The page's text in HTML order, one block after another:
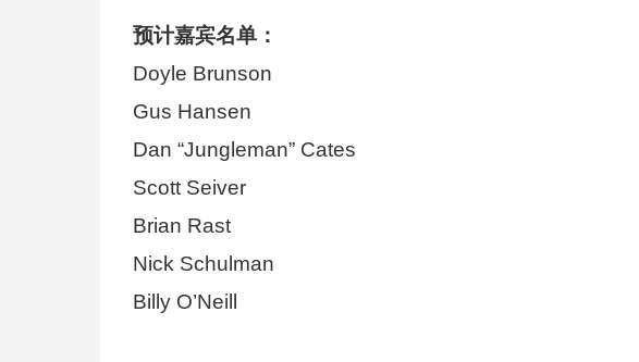
预计嘉宾名单：
Doyle Brunson
Gus Hansen
Dan “Jungleman” Cates
Scott Seiver
Brian Rast
Nick Schulman
Billy O’Neill